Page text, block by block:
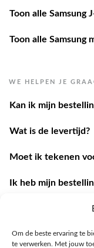
Om de beste ervaring te
te verwerken. Met jouw
Toon alle Samsung
Toon alle Samsung
WE HELPEN JE
Kan ik mijn
Wat is de levertijd?
Moet ik tekenen
Ik heb mijn
Ik heb een andere
Contacteer ons